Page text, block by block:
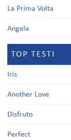
La Prima Volta
Angela
TOP TESTI
Iris
Another Love
Disfruto
Perfect